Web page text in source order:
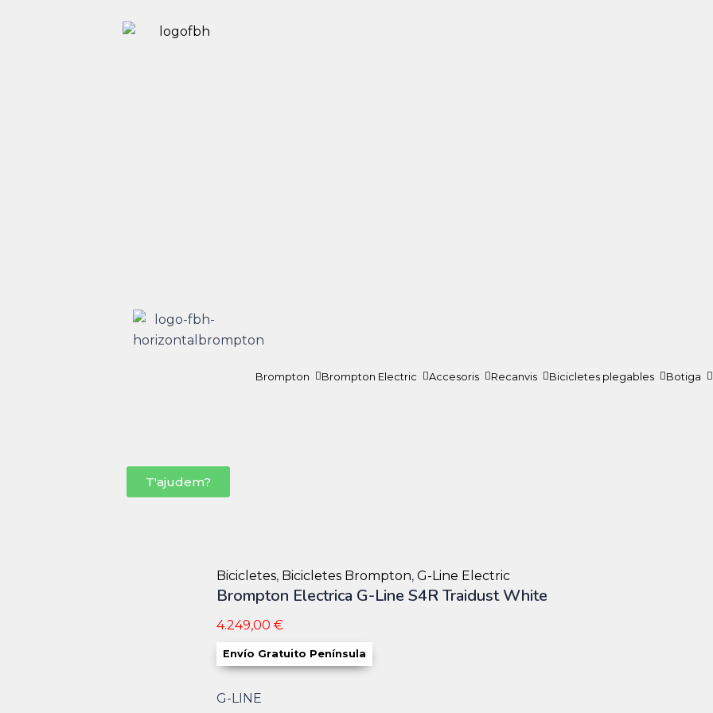
Brompton Brompton Electric Accesoris Recanvis Bicicletes plegables Botiga
T'ajudem?
Bicicletes, Bicicletes Brompton, G-Line Electric
Brompton Electrica G-Line S4R Traidust White
4.249,00 €
Envío Gratuito Península
G-LINE